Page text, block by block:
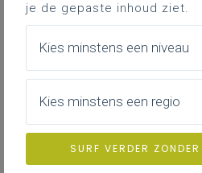
je de gepaste inhoud ziet.
Kies minstens een niveau
Kies minstens een regio
SURF VERDER